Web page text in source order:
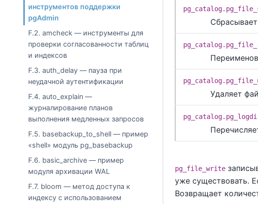
инструментов поддержки
pgAdmin
F.2. amcheck — инструменты для
проверки согласованности таблиц
и индексов
F.3. auth_delay — пауза при
неудачной аутентификации
F.4. auto_explain —
журналирование планов
выполнения медленных запросов
F.5. basebackup_to_shell — пример
«shell» модуль pg_basebackup
F.6. basic_archive — пример
модуля архивации WAL
F.7. bloom — метод доступа к
индексу с использованием
Удаляет
pg_file_write
уже существовать.
Возвращает